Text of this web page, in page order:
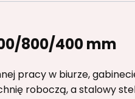
800/400 mm
pracy w biurze,
roboczą, a stalowy